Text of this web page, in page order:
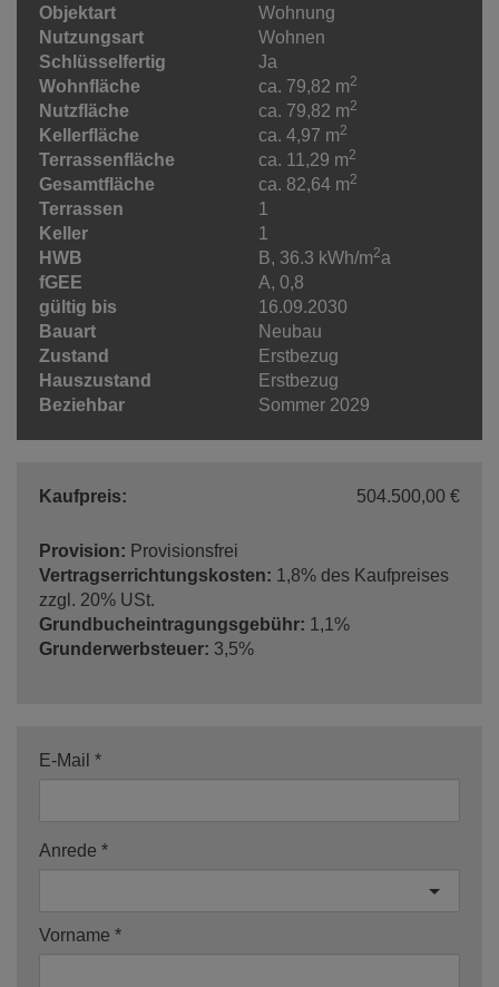
Objektart
Wohnung
Nutzungsart
Wohnen
Schlüsselfertig
Ja
Wohnfläche
ca. 79,82 m2
Nutzfläche ca. 79,82 m2
Kellerfläche ca. 4,97 m2
Terrassenfläche ca. 11,29 m2
Gesamtfläche ca. 82,64 m2
Terrassen
1
Keller
1
HWB
B, 36.3 kWh/m2a
fGEE
A, 0,8
gültig bis
16.09.2030
Bauart
Neubau
Zustand
Erstbezug
Hauszustand
Erstbezug
Beziehbar
Sommer 2029
Kaufpreis: 504.500,00 €
Provision: Provisionsfrei
Vertragserrichtungskosten: 1,8% des Kaufpreises
zzgl. 20% USt.
Grundbucheintragungsgebühr: 1,1%
Grunderwerbsteuer: 3,5%
E-Mail
Anrede
Vorname